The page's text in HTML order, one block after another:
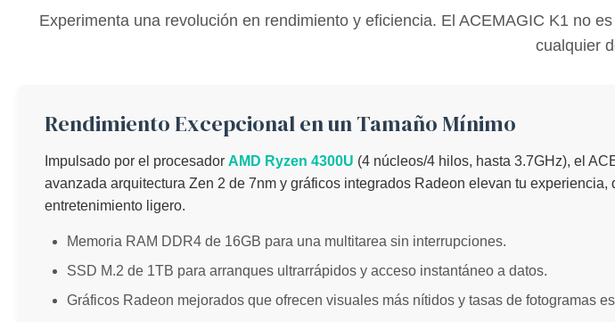
Experimenta una revolución en rendimiento y eficiencia. El ACEMAGIC K1 no
cualquier
Rendimiento Excepcional en un Tamaño Mínimo
Impulsado por el procesador AMD Ryzen 4300U (4 núcleos/4 hilos, hasta 3.7GHz), el
avanzada arquitectura Zen 2 de 7nm y gráficos integrados Radeon elevan tu
entretenimiento ligero.
Memoria RAM DDR4 de 16GB para una multitarea sin interrupciones.
SSD M.2 de 1TB para arranques ultrarrápidos y acceso instantáneo a datos.
Gráficos Radeon mejorados que ofrecen visuales más nítidos y tasas de fotogramas